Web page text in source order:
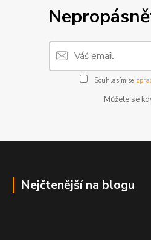
Souhlasím se
Můžete se
Nejčtenější na blogu